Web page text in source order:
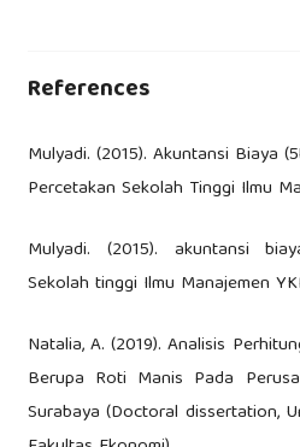
References
Mulyadi. (2015). Akuntansi Biaya
Percetakan Sekolah Tinggi Ilmu
Mulyadi. (2015). akuntansi
Sekolah tinggi Ilmu Manajemen
Natalia, A. (2019). Analisis
Berupa Roti Manis Pada
Surabaya (Doctoral dissertation,